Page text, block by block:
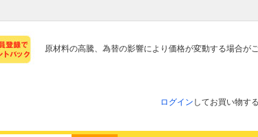
原材料の高騰、為替の影響により価格が変動する場合が
ログイン してお買い物す